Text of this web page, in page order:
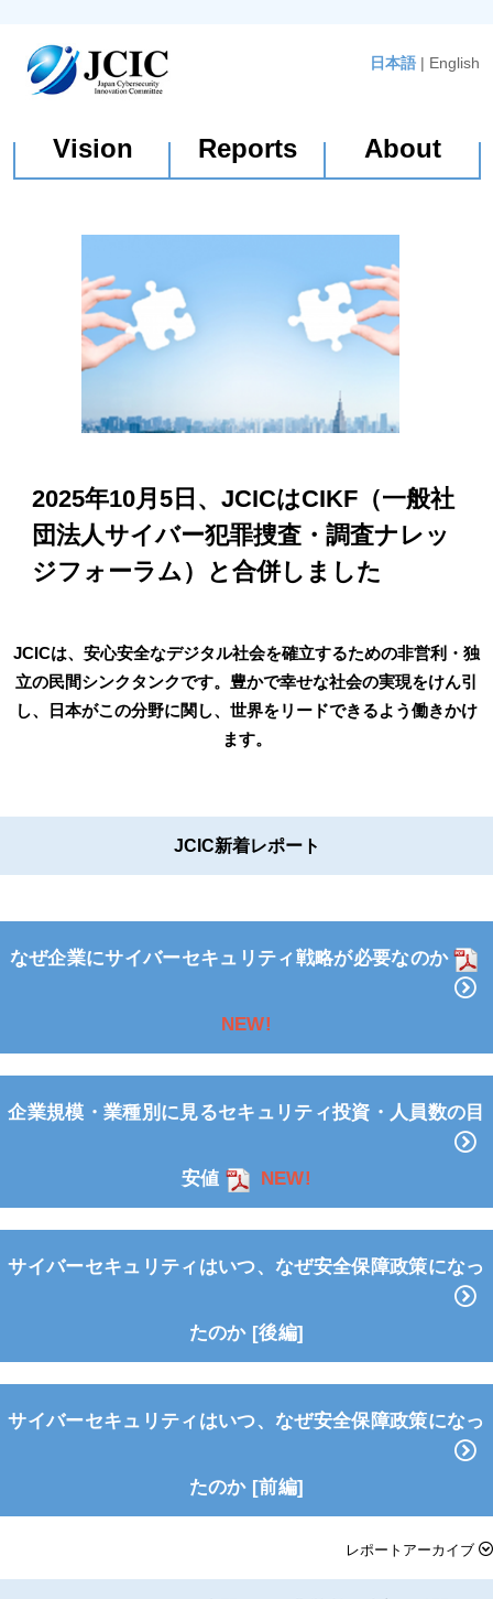
日本語 | English
Vision Reports About
2025年10月5日、JCICはCIKF（一般社
団法人サイバー犯罪捜査・調査ナレッ
ジフォーラム）と合併しました
JCICは、安心安全なデジタル社会を確立するための非営利・独
立の民間シンクタンクです。豊かで幸せな社会の実現をけん引
し、日本がこの分野に関し、世界をリードできるよう働きかけ
ます。
JCIC新着レポート
なぜ企業にサイバーセキュリティ戦略が必要なのか
NEW!
企業規模・業種別に見るセキュリティ投資・人員数の目
安値 NEW!
サイバーセキュリティはいつ、なぜ安全保障政策になっ
たのか [後編]
サイバーセキュリティはいつ、なぜ安全保障政策になっ
たのか [前編]
レポートアーカイブ